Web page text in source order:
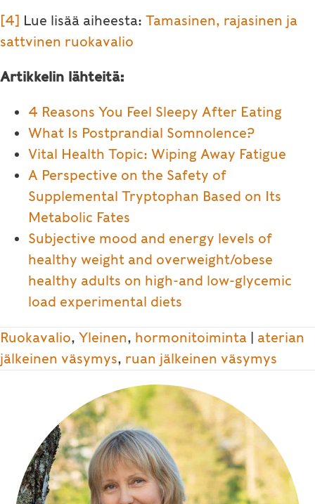
[4] Lue lisää aiheesta: Tamasinen, rajasinen ja
sattvinen ruokavalio
Artikkelin lähteitä:
4 Reasons You Feel Sleepy After Eating
What Is Postprandial Somnolence?
Vital Health Topic: Wiping Away Fatigue
A Perspective on the Safety of
Supplemental Tryptophan Based on Its
Metabolic Fates
Subjective mood and energy levels of
healthy weight and overweight/obese
healthy adults on high-and low-glycemic
load experimental diets
Ruokavalio, Yleinen, hormonitoiminta
aterian
jälkeinen väsymys, ruan jälkeinen väsymys